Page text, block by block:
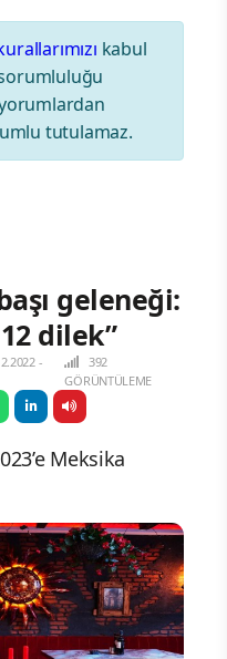
kabul
tutulamaz.
geleneği:
dilek”
-
392
GÖRÜNTÜLEME
Meksika